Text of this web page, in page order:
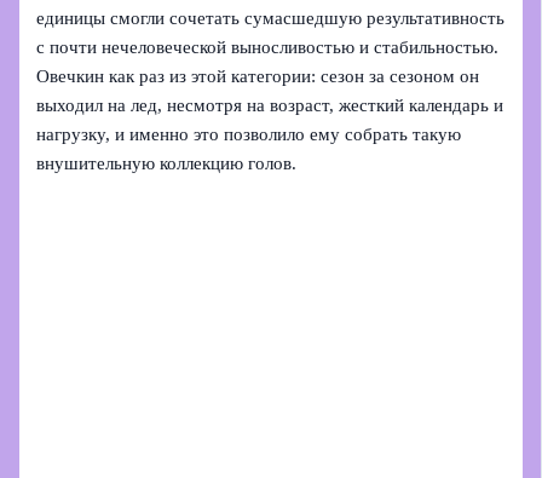
единицы смогли сочетать сумасшедшую результативность
с почти нечеловеческой выносливостью и стабильностью.
Овечкин как раз из этой категории: сезон за сезоном он
выходил на лед, несмотря на возраст, жесткий календарь и
нагрузку, и именно это позволило ему собрать такую
внушительную коллекцию голов.